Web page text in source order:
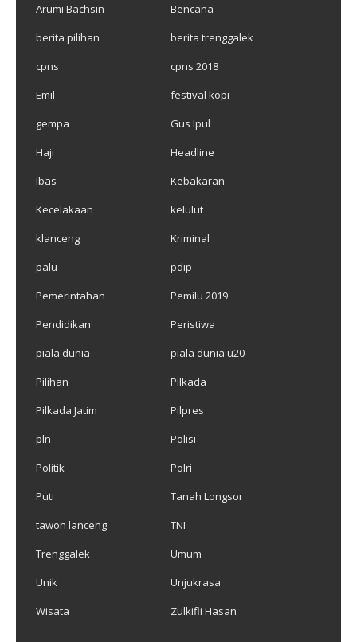
Arumi Bachsin
Bencana
berita pilihan
berita trenggalek
cpns
cpns 2018
Emil
festival kopi
gempa
Gus Ipul
Haji
Headline
Ibas
Kebakaran
Kecelakaan
kelulut
klanceng
Kriminal
palu
pdip
Pemerintahan
Pemilu 2019
Pendidikan
Peristiwa
piala dunia
piala dunia u20
Pilihan
Pilkada
Pilkada Jatim
Pilpres
pln
Polisi
Politik
Polri
Puti
Tanah Longsor
tawon lanceng
TNI
Trenggalek
Umum
Unik
Unjukrasa
Wisata
Zulkifli Hasan